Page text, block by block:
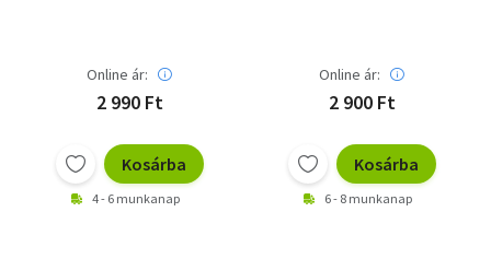
Online ár:
2 990 Ft
Kosárba
4 - 6 munkanap
Online ár:
2 900 Ft
Kosárba
6 - 8 munkanap